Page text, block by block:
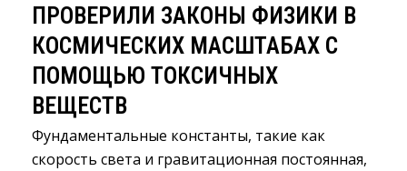
ПРОВЕРИЛИ ЗАКОНЫ ФИЗИКИ В
КОСМИЧЕСКИХ МАСШТАБАХ С
ПОМОЩЬЮ ТОКСИЧНЫХ
ВЕЩЕСТВ
Фундаментальные константы, такие как
скорость света и гравитационная постоянная,